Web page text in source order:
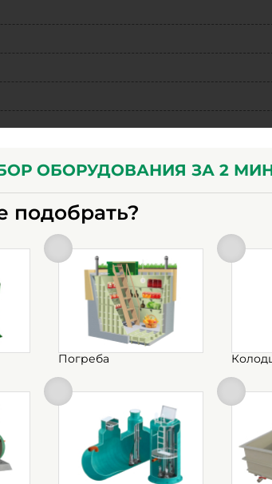
ОБОРУДОВАНИЯ ЗА 2
подобрать?
Погреба